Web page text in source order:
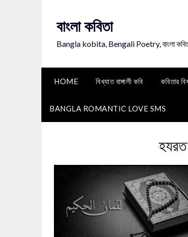
বাংলা কবিতা
Bangla kobita, Bengali Poetry, বাংলা
HOME বিখ্যাত বাঙ্গালী কবি কবিতার
BANGLA ROMANTIC LOVE SMS